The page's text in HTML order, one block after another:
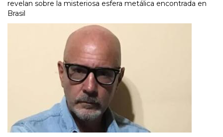
revelan sobre la misteriosa esfera metálica encontrada en
Brasil